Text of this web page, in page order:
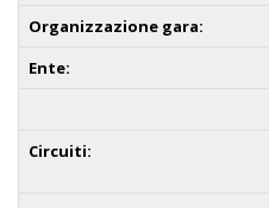
Organizzazione gara:
Ente:
Circuiti: